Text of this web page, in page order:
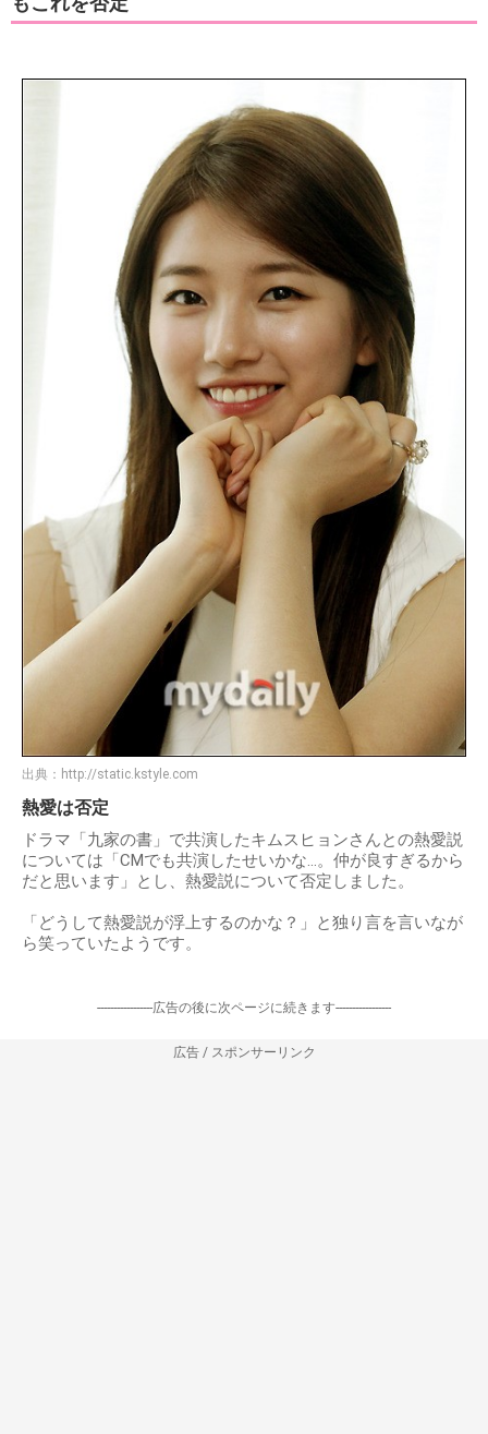
出典： http://static.kstyle.com
熱愛は否定
ドラマ「九家の書」で共演したキムスヒョンさんとの熱愛説
については「CMでも共演したせいかな…。仲が良すぎるから
だと思います」とし、熱愛説について否定しました。
「どうして熱愛説が浮上するのかな？」と独り言を言いなが
ら笑っていたようです。
-----------------広告の後に次ページに続きます-----------------
広告 / スポンサーリンク